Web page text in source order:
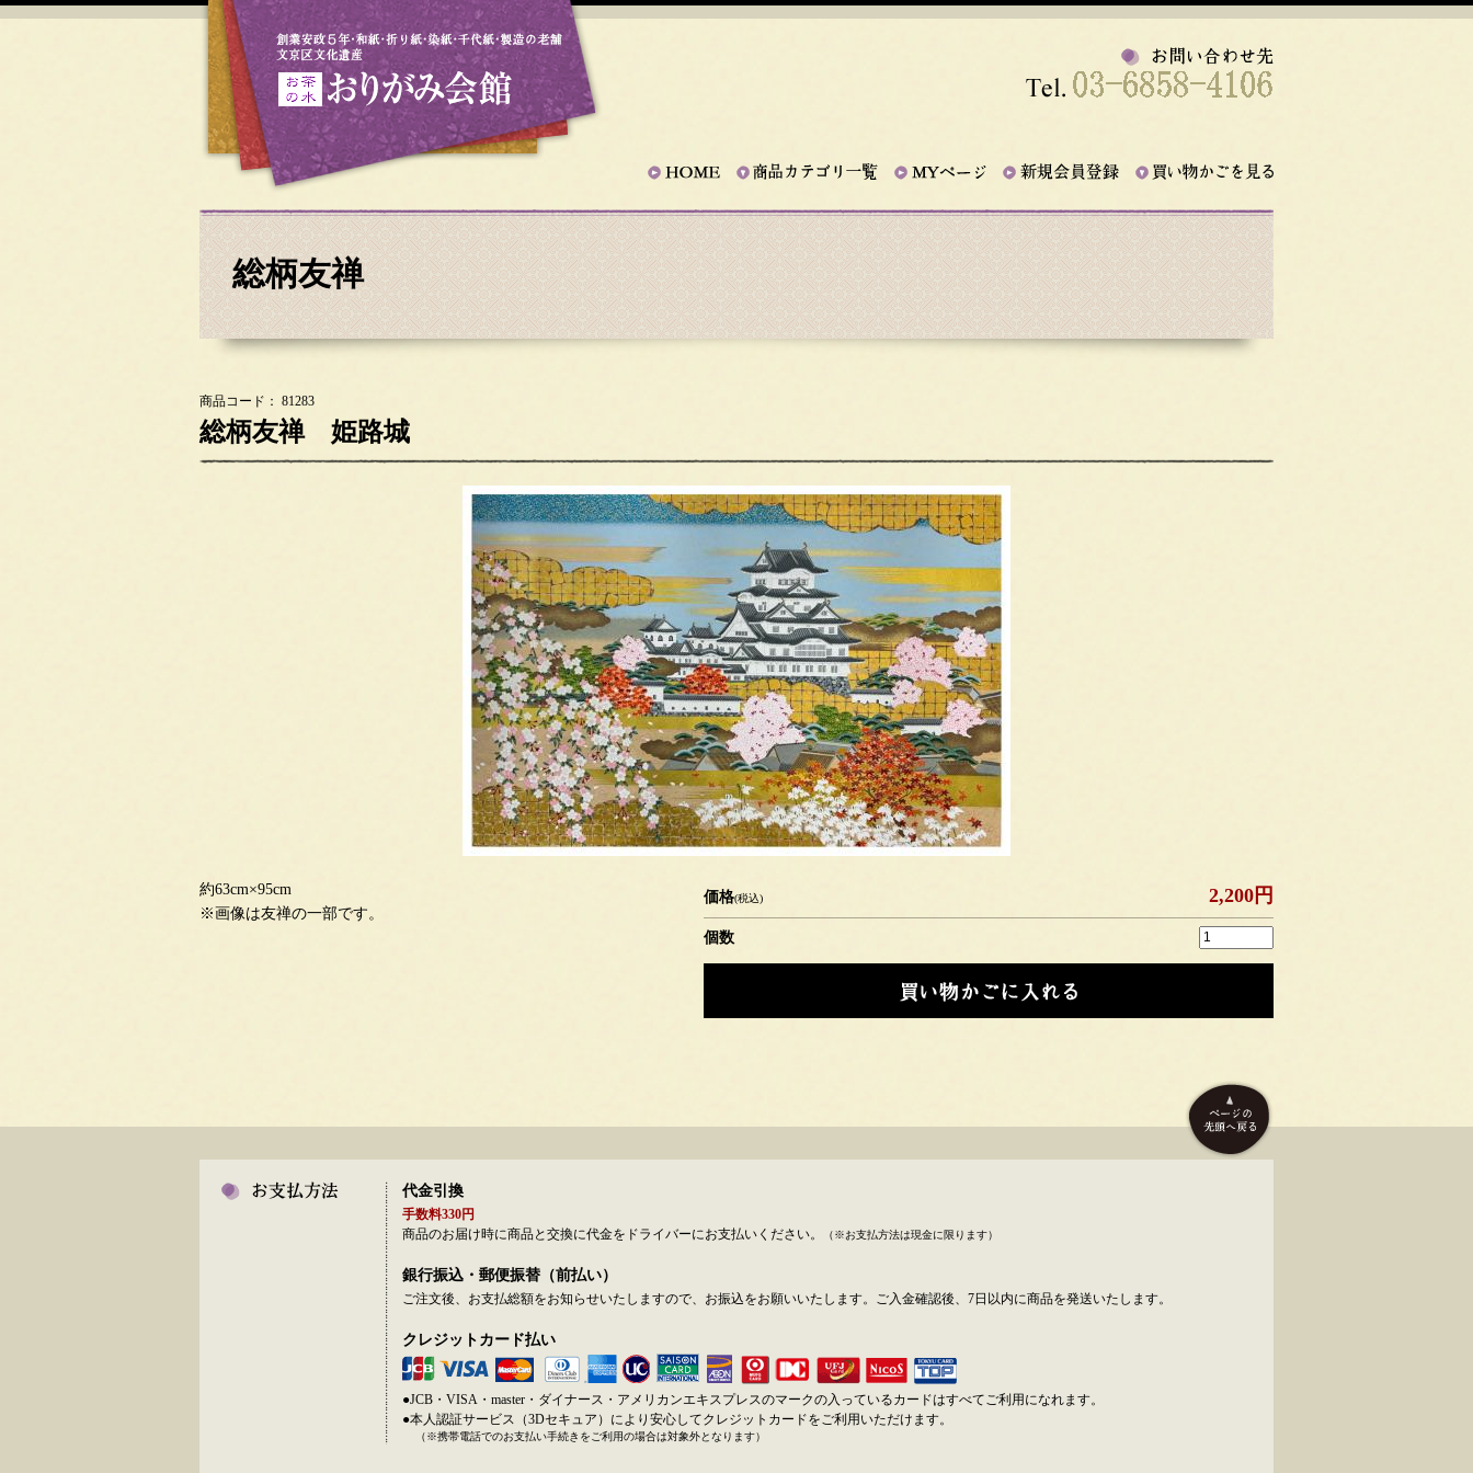
総柄友禅
商品コード： 81283
総柄友禅 姫路城
約63cm×95cm
※画像は友禅の一部です。
価格(税込) 2,200円
個数
代金引換
手数料330円
商品のお届け時に商品と交換に代金をドライバーにお支払いください。
（※お支払方法は現金に限ります）
銀行振込・郵便振替（前払い）
ご注文後、お支払総額をお知らせいたしますので、お振込をお願いいたします。ご入金確認後、7日以内に商品を発送いたします。
クレジットカード払い
●JCB・VISA・master・ダイナース・アメリカンエキスプレスのマークの入っているカードはすべてご利用になれます。
●本人認証サービス（3Dセキュア）により安心してクレジットカードをご利用いただけます。
（※携帯電話でのお支払い手続きをご利用の場合は対象外となります）